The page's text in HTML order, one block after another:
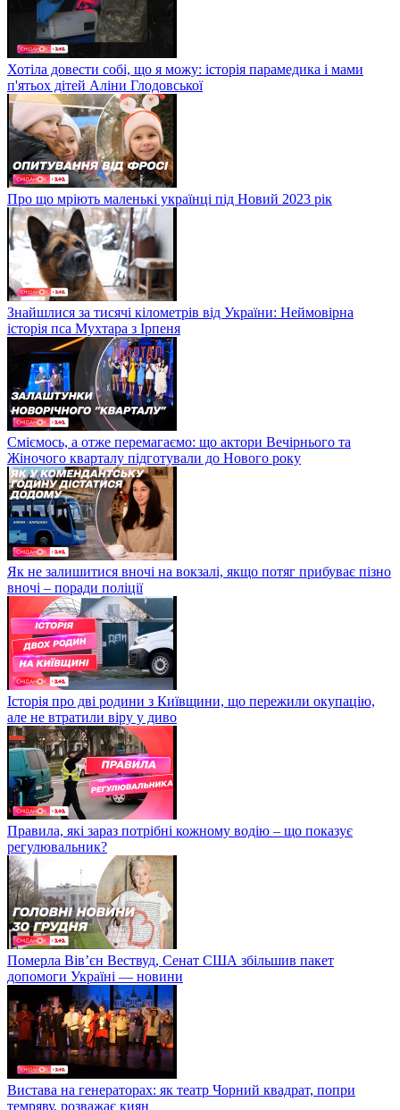
Хотіла довести собі, що я можу: історія парамедика і мами
п'ятьох дітей Аліни Глодовської
Про що мріють маленькі українці під Новий 2023 рік
Знайшлися за тисячі кілометрів від України: Неймовірна
історія пса Мухтара з Ірпеня
Сміємось, а отже перемагаємо: що актори Вечірнього та
Жіночого кварталу підготували до Нового року
Як не залишитися вночі на вокзалі, якщо потяг прибуває пізно
вночі – поради поліції
Історія про дві родини з Київщини, що пережили окупацію,
але не втратили віру у диво
Правила, які зараз потрібні кожному водію – що показує
регулювальник?
Померла Вівʼєн Вествуд, Сенат США збільшив пакет
допомоги Україні — новини
Вистава на генераторах: як театр Чорний квадрат, попри
темряву, розважає киян